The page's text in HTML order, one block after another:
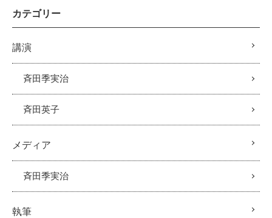
カテゴリー
講演
斉田季実治
斉田英子
メディア
斉田季実治
執筆